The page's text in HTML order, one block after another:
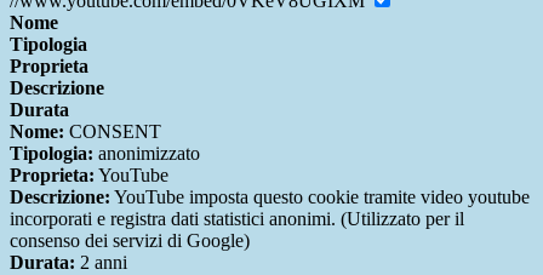
Nome
Tipologia
Proprieta
Descrizione
Durata
Nome: CONSENT
Tipologia: anonimizzato
Proprieta: YouTube
Descrizione: YouTube imposta questo cookie tramite video youtube
incorporati e registra dati statistici anonimi. (Utilizzato per il
consenso dei servizi di Google)
Durata: 2 anni